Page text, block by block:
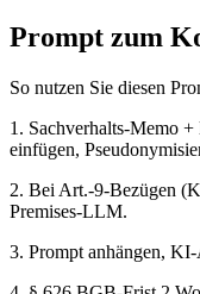
Prompt zum
So nutzen Sie diesen
1. Sachverhalts-Memo
einfügen,
2. Bei Art.-9-Bezügen
Premises-LLM.
3. Prompt anhängen,